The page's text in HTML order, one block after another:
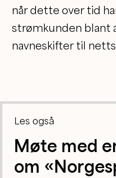
når dette over tid
strømkunden blant
navneskifter til
Les også
Møte med
om